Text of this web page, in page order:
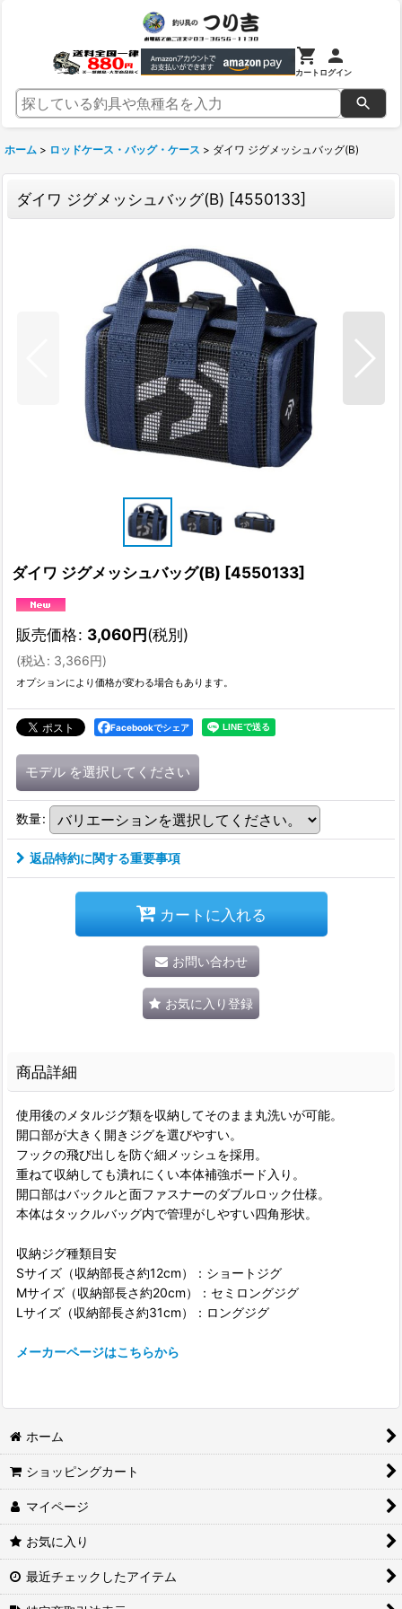
カートログイン
ホーム > ロッドケース・バッグ・ケース > ダイワ ジグメッシュバッグ(B)
ダイワ ジグメッシュバッグ(B) [4550133]
ダイワ ジグメッシュバッグ(B) [4550133]
販売価格: 3,060円(税別)
(税込: 3,366円)
オプションにより価格が変わる場合もあります。
Facebookでシェア
モデル を選択してください
数量:
返品特約に関する重要事項
カートに入れる
お問い合わせ
お気に入り登録
商品詳細
使用後のメタルジグ類を収納してそのまま丸洗いが可能。
開口部が大きく開きジグを選びやすい。
フックの飛び出しを防ぐ細メッシュを採用。
重ねて収納しても潰れにくい本体補強ボード入り。
開口部はバックルと面ファスナーのダブルロック仕様。
本体はタックルバッグ内で管理がしやすい四角形状。
収納ジグ種類目安
Sサイズ（収納部長さ約12cm）：ショートジグ
Mサイズ（収納部長さ約20cm）：セミロングジグ
Lサイズ（収納部長さ約31cm）：ロングジグ
メーカーページはこちらから
ホーム
ショッピングカート
マイページ
お気に入り
最近チェックしたアイテム